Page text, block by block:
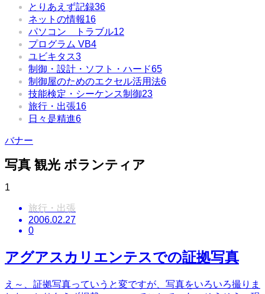
とりあえず記録36
ネットの情報16
パソコン トラブル12
プログラム VB4
ユビキタス3
制御・設計・ソフト・ハード65
制御屋のためのエクセル活用法6
技能検定・シーケンス制御23
旅行・出張16
日々是精進6
バナー
写真 観光 ボランティア
1
旅行・出張
2006.02.27
0
アグアスカリエンテスでの証拠写真
え～、証拠写真っていうと変ですが、写真をいろいろ撮りま